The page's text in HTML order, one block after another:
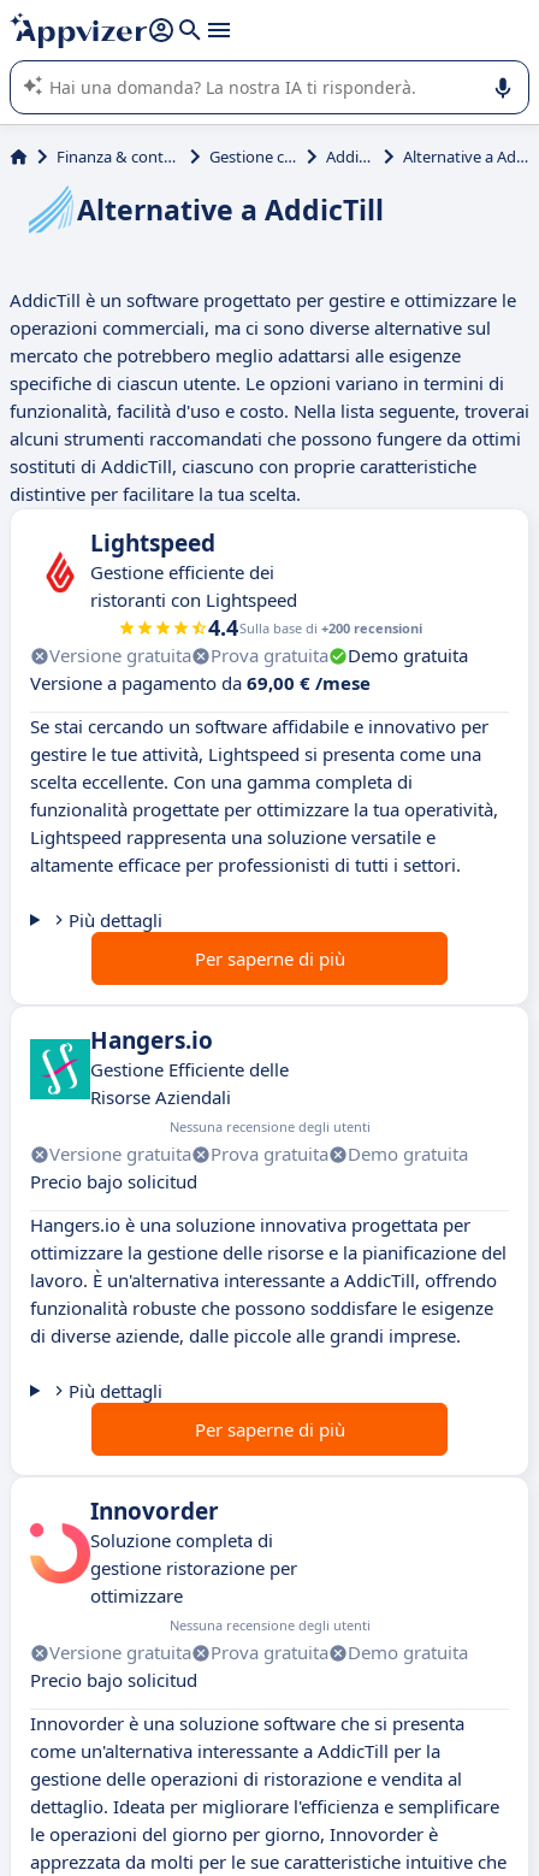
righe con
shift + enter
L'IA di Appvizer vi guida nell'utilizzo o nella scelta di un
software SaaS per la vostra azienda.
Finanza & contabilità Gestione cassa AddicTill Alternative a AddicTill
Alternative a AddicTill
AddicTill è un software progettato per gestire e ottimizzare le
operazioni commerciali, ma ci sono diverse alternative sul
mercato che potrebbero meglio adattarsi alle esigenze
specifiche di ciascun utente. Le opzioni variano in termini di
funzionalità, facilità d'uso e costo. Nella lista seguente, troverai
alcuni strumenti raccomandati che possono fungere da ottimi
sostituti di AddicTill, ciascuno con proprie caratteristiche
distintive per facilitare la tua scelta.
Lightspeed
Gestione efficiente dei
ristoranti con Lightspeed
4.4Sulla base di +200 recensioni
Versione gratuita Prova gratuita
Demo gratuita
Versione a pagamento da 69,00 € /mese
Se stai cercando un software affidabile e innovativo per
gestire le tue attività, Lightspeed si presenta come una
scelta eccellente. Con una gamma completa di
funzionalità progettate per ottimizzare la tua operatività,
Lightspeed rappresenta una soluzione versatile e
altamente efficace per professionisti di tutti i settori.
Più dettagli
Per saperne di più
Hangers.io
Gestione Efficiente delle
Risorse Aziendali
Nessuna recensione degli utenti
Versione gratuita Prova gratuita
Demo gratuita
Precio bajo solicitud
Hangers.io è una soluzione innovativa progettata per
ottimizzare la gestione delle risorse e la pianificazione del
lavoro. È un'alternativa interessante a AddicTill, offrendo
funzionalità robuste che possono soddisfare le esigenze
di diverse aziende, dalle piccole alle grandi imprese.
Più dettagli
Per saperne di più
Innovorder
Soluzione completa di
gestione ristorazione per
ottimizzare
Nessuna recensione degli utenti
Versione gratuita Prova gratuita
Demo gratuita
Precio bajo solicitud
Innovorder è una soluzione software che si presenta
come un'alternativa interessante a AddicTill per la
gestione delle operazioni di ristorazione e vendita al
dettaglio. Ideata per migliorare l'efficienza e semplificare
le operazioni del giorno per giorno, Innovorder è
apprezzata da molti per le sue caratteristiche intuitive che